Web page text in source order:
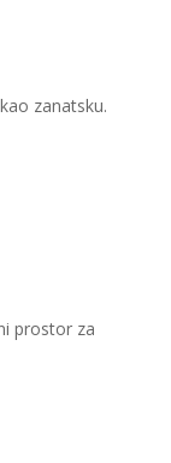
zanatsku.
prostor za